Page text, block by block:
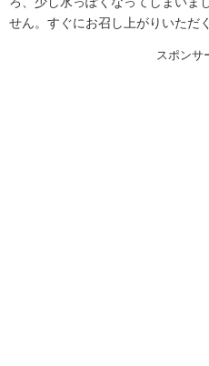
せん。すぐにお召し上がりいただ
スポンサ